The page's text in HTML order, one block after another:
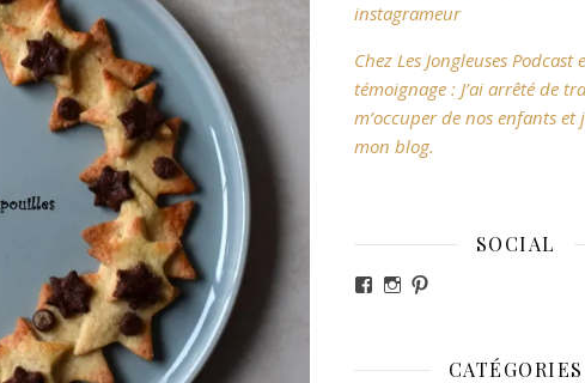
instagrameur
Chez Les Jongleuses Podcast
témoignage : J’ai arrêté de
m’occuper de nos enfants et
mon blog.
SOCIAL
Voir le profil de
Voir le profil de
CATÉGORIES